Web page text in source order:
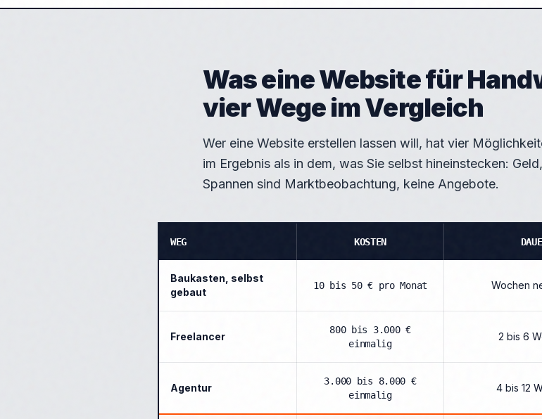
Was eine Website für
vier Wege im Vergleich
Wer eine Website erstellen lassen will, hat vier
im Ergebnis als in dem, was Sie selbst hineinstecken:
Spannen sind Marktbeobachtung, keine Angebote.
WEG KOSTEN
Baukasten, selbst
gebaut
10 bis 50 € pro Monat Wochen
Freelancer
800 bis 3.000 €
einmalig
2 bis 6
Agentur
3.000 bis 8.000 €
einmalig
4 bis 12